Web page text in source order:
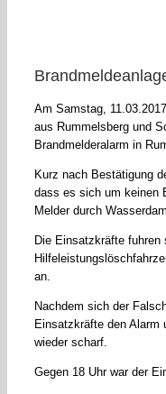
Am Samstag,
aus Rummelsberg und
Brandmelderalarm in
Kurz nach Bestätigung
dass es sich um keinen
Melder durch
Die Einsatzkräfte fuhren
an.
Nachdem sich der
Einsatzkräfte den Alarm
wieder scharf.
Gegen 18 Uhr war der